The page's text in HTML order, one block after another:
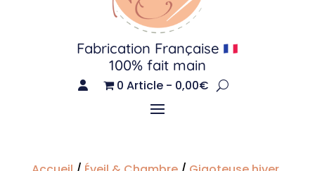
Fabrication Française
100% fait main
0 Article 0,00€